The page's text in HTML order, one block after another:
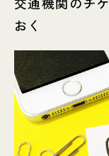
おく